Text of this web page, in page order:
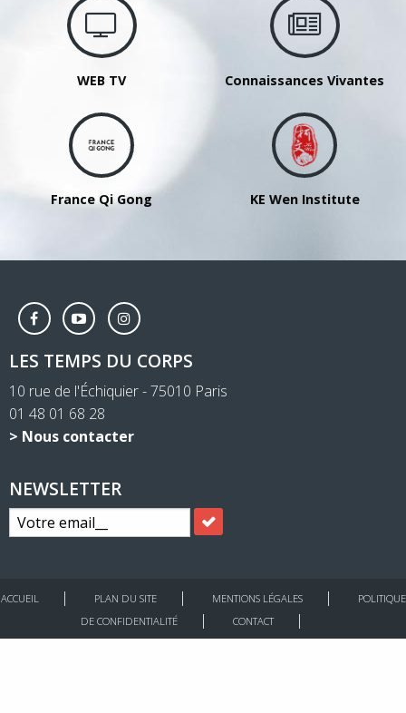
WEB TV Connaissances Vivantes
France Qi Gong KE Wen Institute
LES TEMPS DU CORPS
10 rue de l'Échiquier - 75010 Paris
01 48 01 68 28
> Nous contacter
NEWSLETTER
ACCUEIL PLAN DU SITE MENTIONS LÉGALES
POLITIQUE
DE CONFIDENTIALITÉ
CONTACT